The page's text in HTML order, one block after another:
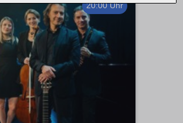
20:00 Uhr